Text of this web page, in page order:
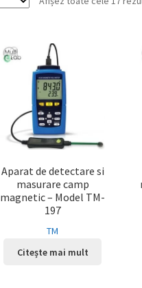
Aparat de detectare si
masurare camp
magnetic – Model TM-
197
TM
Citește mai mult